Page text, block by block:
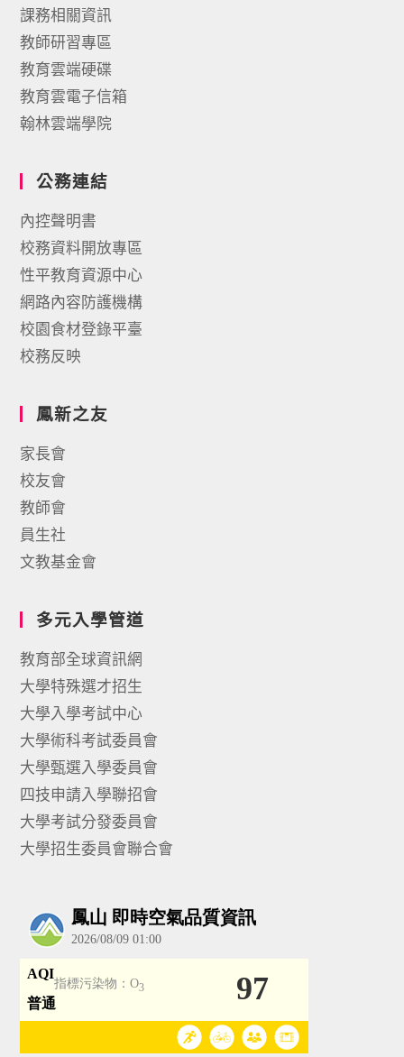
課務相關資訊
教師研習專區
教育雲端硬碟
教育雲電子信箱
翰林雲端學院
公務連結
內控聲明書
校務資料開放專區
性平教育資源中心
網路內容防護機構
校園食材登錄平臺
校務反映
鳳新之友
家長會
校友會
教師會
員生社
文教基金會
多元入學管道
教育部全球資訊網
大學特殊選才招生
大學入學考試中心
大學術科考試委員會
大學甄選入學委員會
四技申請入學聯招會
大學考試分發委員會
大學招生委員會聯合會